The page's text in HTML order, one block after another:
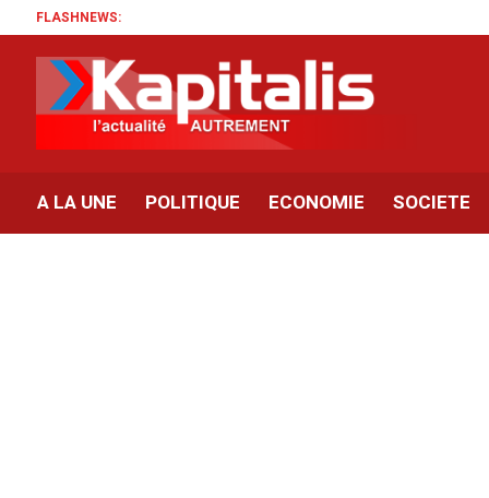
FLASHNEWS:
A LA UNE POLITIQUE ECONOMIE SOCIETE